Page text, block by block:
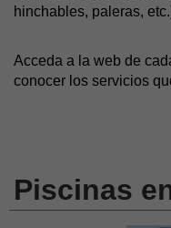
hinchables, paleras,
Acceda a la web de
conocer los servicios
Piscinas